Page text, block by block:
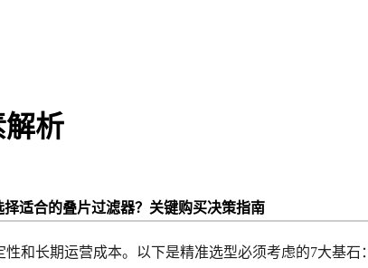
析
择适合的叠片过滤器？关键购买决策指南
和长期运营成本。以下是精准选型必须考虑的7大基石 ：